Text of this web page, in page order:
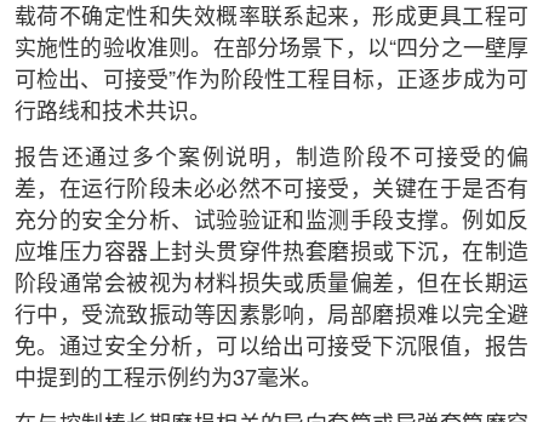
载荷不确定性和失效概率联系起来，形成更具工程可
实施性的验收准则。在部分场景下，以“四分之一壁厚
可检出、可接受”作为阶段性工程目标，正逐步成为可
行路线和技术共识。
报告还通过多个案例说明，制造阶段不可接受的偏
差，在运行阶段未必必然不可接受，关键在于是否有
充分的安全分析、试验验证和监测手段支撑。例如反
应堆压力容器上封头贯穿件热套磨损或下沉，在制造
阶段通常会被视为材料损失或质量偏差，但在长期运
行中，受流致振动等因素影响，局部磨损难以完全避
免。通过安全分析，可以给出可接受下沉限值，报告
中提到的工程示例约为37毫米。